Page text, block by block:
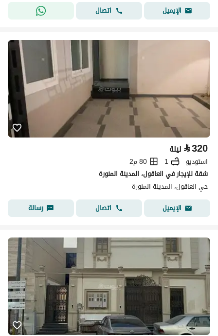
الإيميل
اتصال
⃁320 ليلة
استوديو 1
80 م2
شقة للإيجار في العاقول، المدينة المنورة
حي العاقول، المدينة المنورة
الإيميل
اتصال رسالة